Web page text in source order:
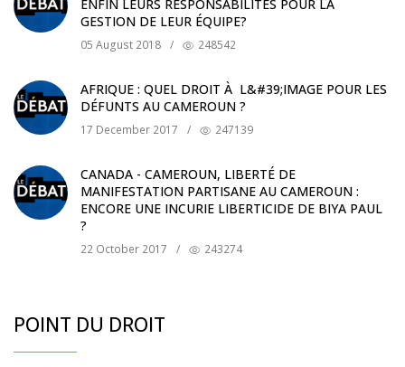
ENFIN LEURS RESPONSABILITÉS POUR LA
GESTION DE LEUR ÉQUIPE?
05 August 2018 / 248542
AFRIQUE : QUEL DROIT À L&#39;IMAGE POUR LES
DÉFUNTS AU CAMEROUN ?
17 December 2017 / 247139
CANADA - CAMEROUN, LIBERTÉ DE
MANIFESTATION PARTISANE AU CAMEROUN :
ENCORE UNE INCURIE LIBERTICIDE DE BIYA PAUL
?
22 October 2017 / 243274
POINT DU DROIT